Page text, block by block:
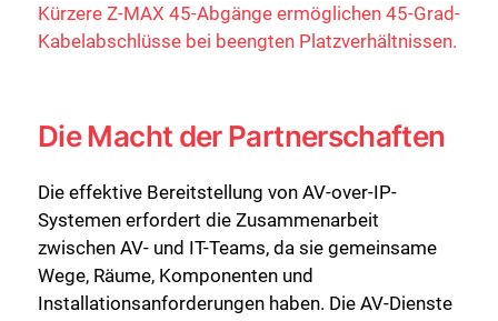
Kürzere Z-MAX 45-Abgänge ermöglichen 45-Grad-
Kabelabschlüsse bei beengten Platzverhältnissen.
Die Macht der Partnerschaften
Die effektive Bereitstellung von AV-over-IP-
Systemen erfordert die Zusammenarbeit
zwischen AV- und IT-Teams, da sie gemeinsame
Wege, Räume, Komponenten und
Installationsanforderungen haben. Die AV-Dienste